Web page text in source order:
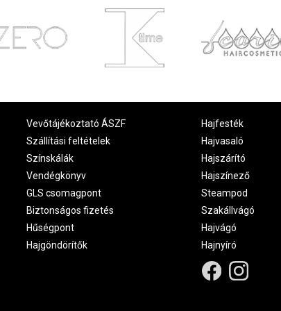
Vevőtájékoztató ÁSZF
Szállítási feltételek
Színskálák
Vendégkönyv
GLS csomagpont
Biztonságos fizetés
Hűségpont
Hajgöndörítők
Hajfesték
Hajvasaló
Hajszárító
Hajszínező
Steampod
Szakállvágó
Hajvágó
Hajnyíró